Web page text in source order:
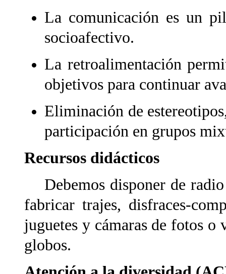
La comunicación es un
socioafectivo.
La retroalimentación
objetivos para continuar
Eliminación de
participación en grupos
Recursos didácticos
Debemos disponer de radio
fabricar trajes, disfraces-
juguetes y cámaras de fotos
globos.